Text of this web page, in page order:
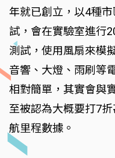
年就已創立，以4種
試，會在實驗室進行
測試，使用風扇來模
音響、大燈、雨刷等
相對簡單，其實會與
至被認為大概要打7
航里程數據。